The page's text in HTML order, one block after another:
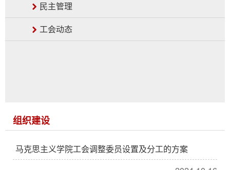
民主管理
工会动态
组织建设
马克思主义学院工会调整委员设置及分工的方案